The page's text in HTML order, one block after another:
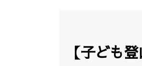
【子ども